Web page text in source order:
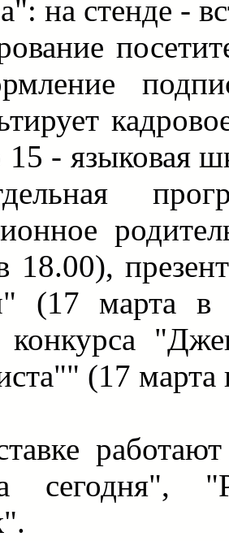
на стенде -
15 - языковая
18.00),
(17 марта в
конкурса
(17 марта
сегодня",